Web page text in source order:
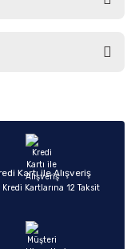
tarafımıza
Kartı ile Alışveriş
Kredi Kartlarına 12 Taksit